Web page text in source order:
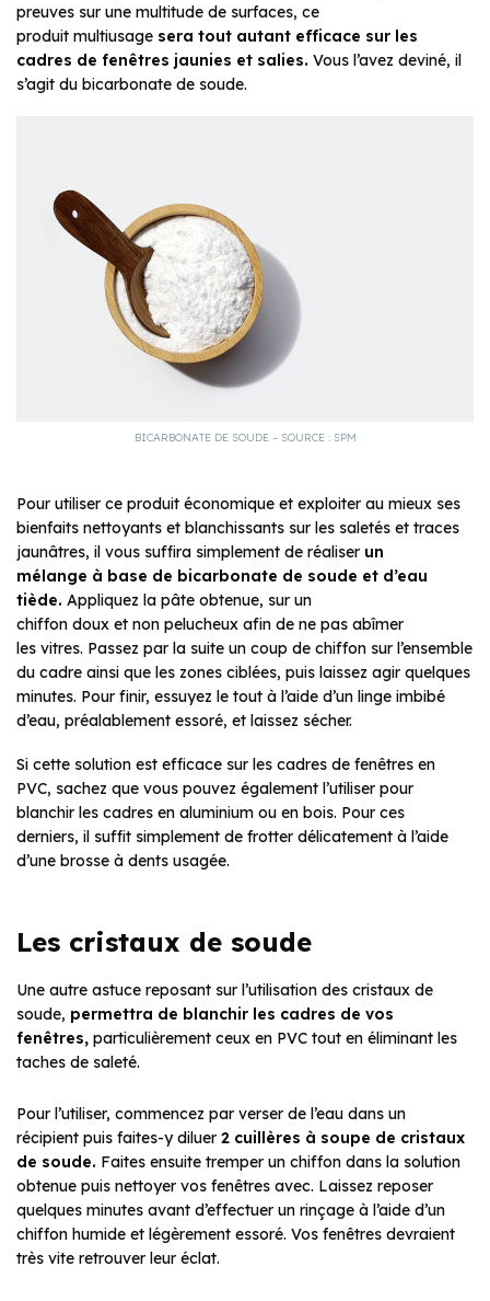
preuves sur une multitude de surfaces, ce
produit multiusage sera tout autant efficace sur les
cadres de fenêtres jaunies et salies. Vous l’avez deviné, il
s’agit du bicarbonate de soude.
BICARBONATE DE SOUDE – SOURCE : SPM
Pour utiliser ce produit économique et exploiter au mieux ses
bienfaits nettoyants et blanchissants sur les saletés et traces
jaunâtres, il vous suffira simplement de réaliser un
mélange à base de bicarbonate de soude et d’eau
tiède. Appliquez la pâte obtenue, sur un
chiffon doux et non pelucheux afin de ne pas abîmer
les vitres. Passez par la suite un coup de chiffon sur l’ensemble
du cadre ainsi que les zones ciblées, puis laissez agir quelques
minutes. Pour finir, essuyez le tout à l’aide d’un linge imbibé
d’eau, préalablement essoré, et laissez sécher.
Si cette solution est efficace sur les cadres de fenêtres en
PVC, sachez que vous pouvez également l’utiliser pour
blanchir les cadres en aluminium ou en bois. Pour ces
derniers, il suffit simplement de frotter délicatement à l’aide
d’une brosse à dents usagée.
Les cristaux de soude
Une autre astuce reposant sur l’utilisation des cristaux de
soude, permettra de blanchir les cadres de vos
fenêtres, particulièrement ceux en PVC tout en éliminant les
taches de saleté.
Pour l’utiliser, commencez par verser de l’eau dans un
récipient puis faites-y diluer 2 cuillères à soupe de cristaux
de soude. Faites ensuite tremper un chiffon dans la solution
obtenue puis nettoyer vos fenêtres avec. Laissez reposer
quelques minutes avant d’effectuer un rinçage à l’aide d’un
chiffon humide et légèrement essoré. Vos fenêtres devraient
très vite retrouver leur éclat.